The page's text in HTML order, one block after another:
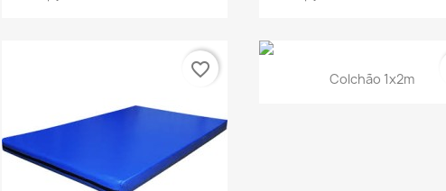
favorite_border Visualização
Colchão 1x2m